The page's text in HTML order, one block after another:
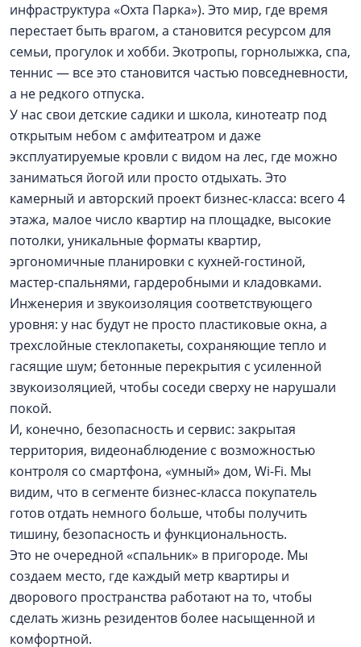
инфраструктура «Охта Парка»). Это мир, где время
перестает быть врагом, а становится ресурсом для
семьи, прогулок и хобби. Экотропы, горнолыжка, спа,
теннис — все это становится частью повседневности,
а не редкого отпуска.
У нас свои детские садики и школа, кинотеатр под
открытым небом с амфитеатром и даже
эксплуатируемые кровли с видом на лес, где можно
заниматься йогой или просто отдыхать. Это
камерный и авторский проект бизнес-класса: всего 4
этажа, малое число квартир на площадке, высокие
потолки, уникальные форматы квартир,
эргономичные планировки с кухней-гостиной,
мастер-спальнями, гардеробными и кладовками.
Инженерия и звукоизоляция соответствующего
уровня: у нас будут не просто пластиковые окна, а
трехслойные стеклопакеты, сохраняющие тепло и
гасящие шум; бетонные перекрытия с усиленной
звукоизоляцией, чтобы соседи сверху не нарушали
покой.
И, конечно, безопасность и сервис: закрытая
территория, видеонаблюдение с возможностью
контроля со смартфона, «умный» дом, Wi-Fi. Мы
видим, что в сегменте бизнес-класса покупатель
готов отдать немного больше, чтобы получить
тишину, безопасность и функциональность.
Это не очередной «спальник» в пригороде. Мы
создаем место, где каждый метр квартиры и
дворового пространства работают на то, чтобы
сделать жизнь резидентов более насыщенной и
комфортной.